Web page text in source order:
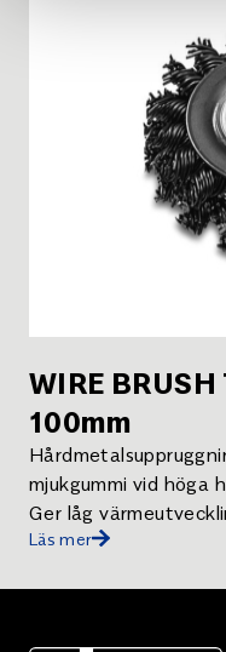
WIRE BRUSH
100mm
mjukgummi vid höga
Ger låg
Läs mer